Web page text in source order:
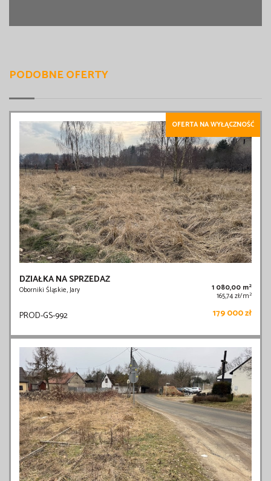
PODOBNE OFERTY
OFERTA NA WYŁĄCZNOŚĆ
DZIAŁKA NA SPRZEDAŻ
Oborniki Śląskie, Jary 1 080,00 m2
165,74 zł/m2
PROD-GS-992 179 000 zł